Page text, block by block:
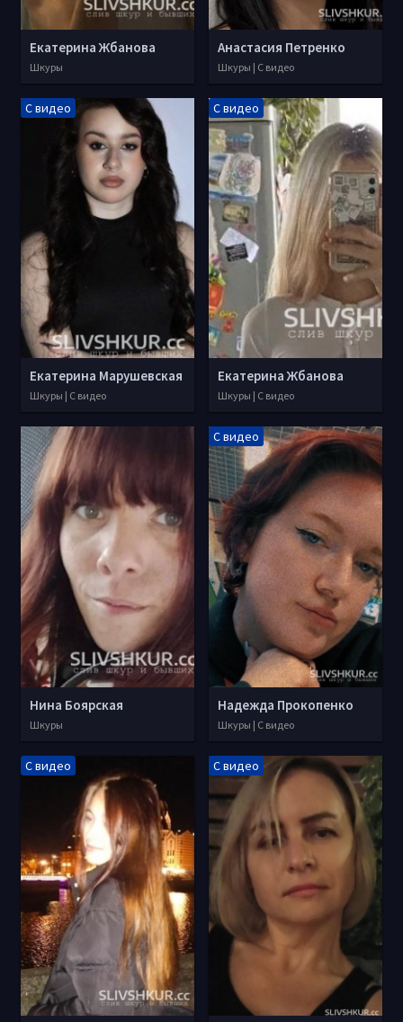
Екатерина Жбанова
Шкуры
Анастасия Петренко
Шкуры | С видео
С видео
Екатерина Марушевская
Шкуры | С видео
С видео
Екатерина Жбанова
Шкуры | С видео
Нина Боярская
Шкуры
С видео
Надежда Прокопенко
Шкуры | С видео
С видео С видео